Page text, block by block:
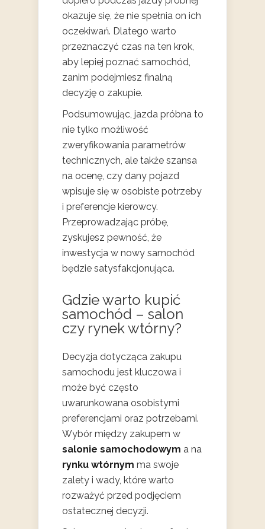
okazuje się, że nie spełnia on ich
oczekiwań. Dlatego warto
przeznaczyć czas na ten krok,
aby lepiej poznać samochód,
zanim podejmiesz finalną
decyzję o zakupie.
Podsumowując, jazda próbna to
nie tylko możliwość
zweryfikowania parametrów
technicznych, ale także szansa
na ocenę, czy dany pojazd
wpisuje się w osobiste potrzeby
i preferencje kierowcy.
Przeprowadzając próbę,
zyskujesz pewność, że
inwestycja w nowy samochód
będzie satysfakcjonująca.
Gdzie warto kupić
samochód – salon
czy rynek wtórny?
Decyzja dotycząca zakupu
samochodu jest kluczowa i
może być często
uwarunkowana osobistymi
preferencjami oraz potrzebami.
Wybór między zakupem w
salonie samochodowym a na
rynku wtórnym ma swoje
zalety i wady, które warto
rozważyć przed podjęciem
ostatecznej decyzji.